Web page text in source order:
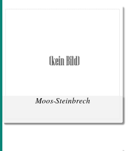
Moos-Steinbrech